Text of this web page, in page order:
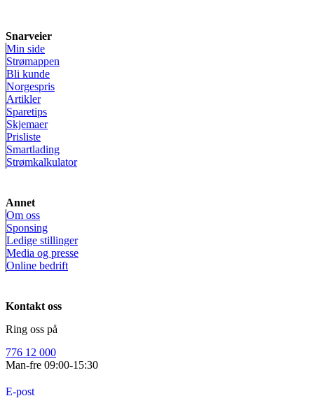
Snarveier
Min side
Strømappen
Bli kunde
Norgespris
Artikler
Sparetips
Skjemaer
Prisliste
Smartlading
Strømkalkulator
Annet
Om oss
Sponsing
Ledige stillinger
Media og presse
Online bedrift
Kontakt oss
Ring oss på
776 12 000
Man-fre 09:00-15:30
E-post